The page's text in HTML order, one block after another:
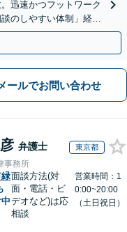
迅速かつフットワーク
のしやすい体制」経営
ールでお問い合わせ
弁護士 東京都
事務所
面談方法(対
面・電話・ビ
デオなど)は応
相談
営業時間：1
0:00~20:00
（土日祝日）